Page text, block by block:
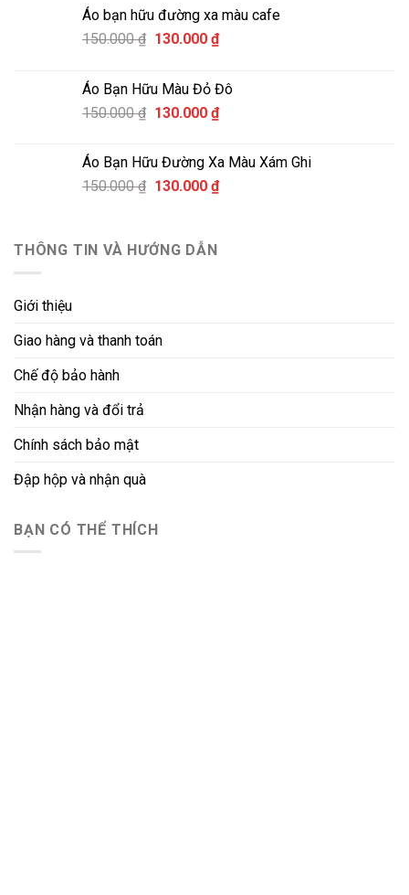
Áo bạn hữu đường xa màu cafe
150.000₫ Giá
150.000 ₫.
130.000 ₫Giá
là:
130.000 ₫.
Áo Bạn Hữu Màu Đỏ Đô
150.000₫ Giá
150.000 ₫.
130.000 ₫Giá
là:
130.000 ₫.
Áo Bạn Hữu Đường Xa Màu Xám Ghi
150.000₫ Giá
150.000 ₫.
130.000 ₫Giá
THÔNG TIN VÀ HƯỚNG DẪN
Giới thiệu
Giao hàng và thanh toán
Chế độ bảo hành
Nhận hàng và đổi trả
Chính sách bảo mật
Đập hộp và nhận quà
BẠN CÓ THỂ THÍCH